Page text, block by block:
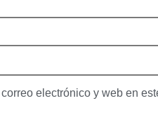
electrónico y web en